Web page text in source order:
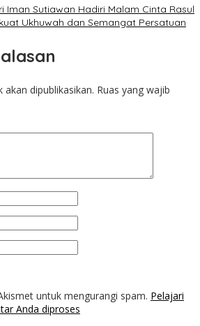
Iman Sutiawan Hadiri Malam Cinta Rasul
Ukhuwah dan Semangat Persatuan
dipublikasikan. Ruas yang wajib
untuk mengurangi spam. Pelajari
Anda diproses